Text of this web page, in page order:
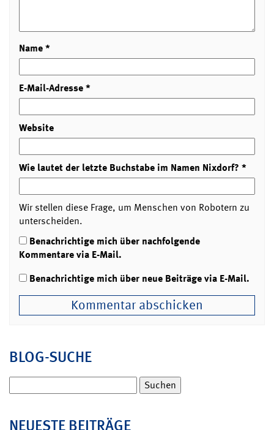
Name*
E-Mail-Adresse*
Website
Wie lautet der letzte Buchstabe im Namen Nixdorf? *
Wir stellen diese Frage, um Menschen von Robotern zu
unterscheiden.
Benachrichtige mich über nachfolgende
Kommentare via E-Mail.
Benachrichtige mich über neue Beiträge via E-Mail.
BLOG-SUCHE
nach:
NEUESTE BEITRÄGE